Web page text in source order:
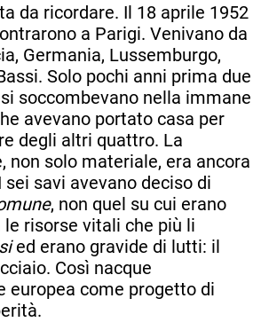
ricordare. Il 18 aprile 1952
a Parigi. Venivano da
Germania, Lussemburgo,
Solo pochi anni prima due
soccombevano nella immane
avevano portato casa per
degli altri quattro. La
non solo materiale, era ancora
savi avevano deciso di
, non quel su cui erano
le risorse vitali che più li
ed erano gravide di lutti: il
Così nacque
europea come progetto di